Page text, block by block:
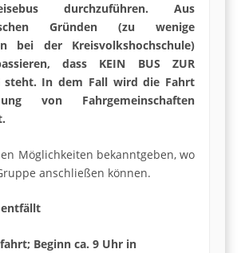
durchzuführen. Aus
Gründen (zu wenige
bei der Kreisvolkshochschule)
dass KEIN BUS ZUR
steht. In dem Fall wird die Fahrt
von Fahrgemeinschaften
Möglichkeiten bekanntgeben, wo
anschließen können.
entfällt
Beginn ca. 9 Uhr in